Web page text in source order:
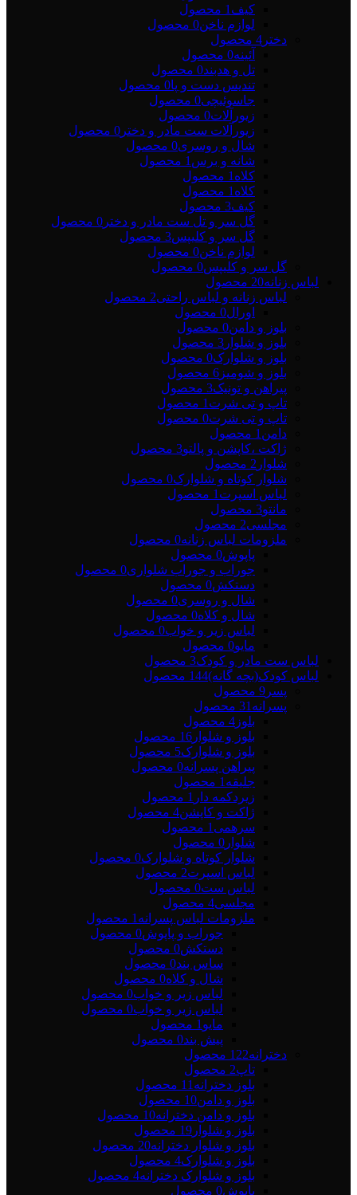
کیف 1 محصول
لوازم ناخن0 محصول
دختر 4 محصول
آئینه0 محصول
تل و هدبند0 محصول
تندیس دست و پا0 محصول
جاسوئیچی0 محصول
زیورآلات0 محصول
زیورآلات ست مادر و دختر 0 محصول
شال و روسری0 محصول
شانه و برس 1 محصول
کلاه 1 محصول
کلاه 1 محصول
کیف3 محصول
گل سر و تل ست مادر و دختر 0 محصول
گل سر و کلیپس3 محصول
لوازم ناخن0 محصول
گل سر و کلیپس0 محصول
لباس زنانه20 محصول
لباس زنانه و لباس راحتی2 محصول
اورال0 محصول
بلوز و دامن0 محصول
بلوز و شلوار 3 محصول
بلوز و شلوارک0 محصول
بلوز و شومیز 6 محصول
پیراهن و تونیک3 محصول
تاپ و تی شرت 1 محصول
تاپ و تی شرت0 محصول
دامن 1 محصول
ژاکت ،کاپشن و پالتو3 محصول
شلوار 2 محصول
شلوار کوتاه و شلوارک0 محصول
لباس اسپرت 1 محصول
مانتو3 محصول
مجلسی2 محصول
ملزومات لباس زنانه0 محصول
پاپوش0 محصول
جوراب و جوراب شلواری0 محصول
دستکش0 محصول
شال و روسری0 محصول
شال و کلاه0 محصول
لباس زیر و خواب0 محصول
مایو0 محصول
لباس ست مادر و کودک3 محصول
لباس کودک(بچه گانه)144 محصول
پسر 9 محصول
پسرانه 31 محصول
بلوز 4 محصول
بلوز و شلوار 16 محصول
بلوز و شلوارک5 محصول
پیراهن پسرانه0 محصول
جلیقه 1 محصول
زیردکمه دار 1 محصول
ژاکت و کاپشن4 محصول
سرهمی 1 محصول
شلوار 0 محصول
شلوار کوتاه و شلوارک0 محصول
لباس اسپرت2 محصول
لباس ست0 محصول
مجلسی4 محصول
ملزومات لباس پسرانه 1 محصول
جوراب و پاپوش0 محصول
دستکش0 محصول
ساس بند0 محصول
شال و کلاه0 محصول
لباس زیر و خواب0 محصول
لباس زیر و خواب0 محصول
مایو 1 محصول
پیش بند0 محصول
دخترانه122 محصول
تاپ2 محصول
بلوز دخترانه 11 محصول
بلوز و دامن10 محصول
بلوز و دامن دخترانه10 محصول
بلوز و شلوار 19 محصول
بلوز و شلوار دخترانه20 محصول
بلوز و شلوارک4 محصول
بلوز و شلوارک دخترانه4 محصول
پاپوش0 محصول